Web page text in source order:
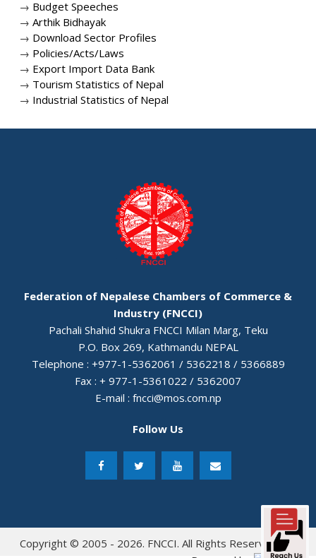
→ Budget Speeches
→Arthik Bidhayak
→ Download Sector Profiles
→ Policies/Acts/Laws
→ Export Import Data Bank
→ Tourism Statistics of Nepal
→ Industrial Statistics of Nepal
Federation of Nepalese Chambers of Commerce &
Industry (FNCCI)
Pachali Shahid Shukra FNCCI Milan Marg, Teku
P.O. Box 269, Kathmandu NEPAL
Telephone : +977-1-5362061 / 5362218 / 5366889
Fax : + 977-1-5361022 / 5362007
E-mail : fncci@mos.com.np
Follow Us
Copyright © 2005 - 2026. FNCCI. All Rights Reserved.